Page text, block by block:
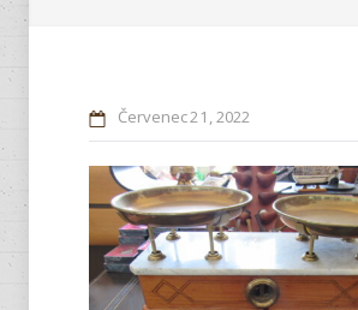
Červenec21 2022